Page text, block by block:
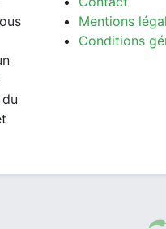
Mentions
Conditions